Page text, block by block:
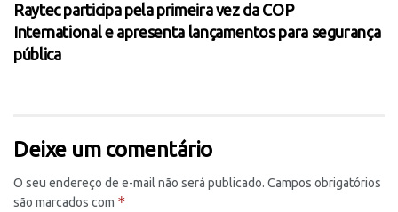
Raytec participa pela primeira vez da COP
International e apresenta lançamentos para segurança
pública
Deixe um comentário
O seu endereço de e-mail não será publicado. Campos obrigatórios
são marcados com *